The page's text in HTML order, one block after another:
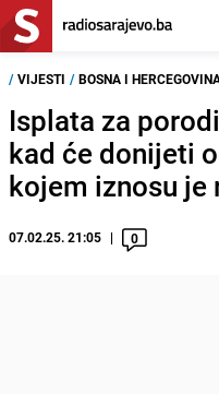
/ VIJESTI / BOSNA I
Isplata za
kad će donijeti
kojem iznosu je
07.02.25. 21:05 0